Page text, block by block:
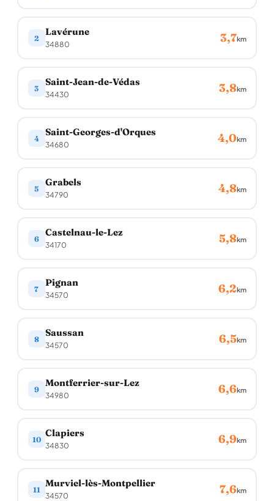
2
Lavérune
34880 3,7km
3
Saint-Jean-de-Védas
34430 3,8km
4
Saint-Georges-d'Orques
34680 4,0km
5
Grabels
34790 4,8km
6
Castelnau-le-Lez
34170 5,8km
7
Pignan
34570 6,2km
8
Saussan
34570 6,5km
9
Montferrier-sur-Lez
34980 6,6km
10
Clapiers
34830 6,9km
11
Murviel-lès-Montpellier
34570 7,6km